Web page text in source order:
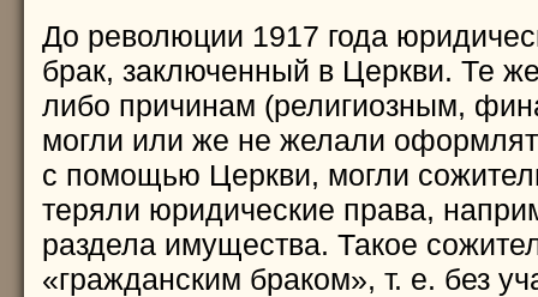
До революции 1917 года
брак, заключенный в Церкви. Те
либо причинам (религиозным,
могли или же не желали
с помощью Церкви, могли
теряли юридические права,
раздела имущества. Такое
«гражданским браком», т. е. без